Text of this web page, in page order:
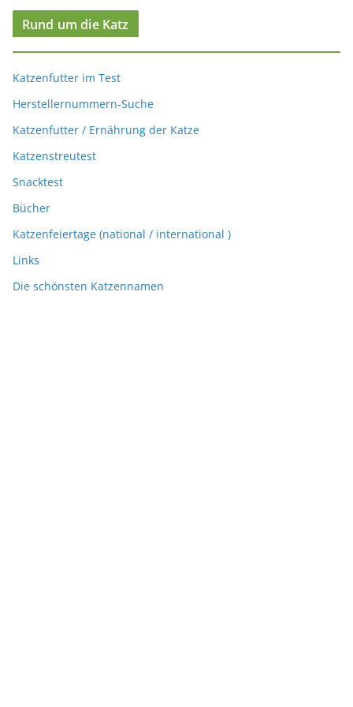
Rund um die Katz
Katzenfutter im Test
Herstellernummern-Suche
Katzenfutter / Ernährung der Katze
Katzenstreutest
Snacktest
Bücher
Katzenfeiertage (national / international )
Links
Die schönsten Katzennamen